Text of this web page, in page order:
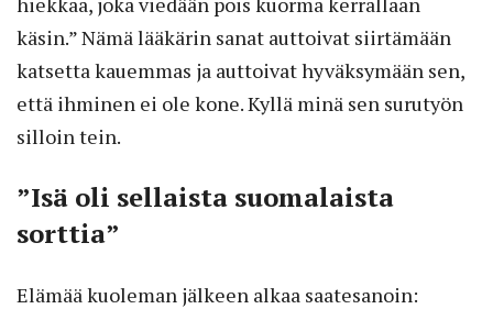
käsin.” Nämä lääkärin sanat auttoivat siirtämään
katsetta kauemmas ja auttoivat hyväksymään sen,
että ihminen ei ole kone. Kyllä minä sen surutyön
silloin tein.
”Isä oli sellaista suomalaista
sorttia”
Elämää kuoleman jälkeen alkaa saatesanoin: